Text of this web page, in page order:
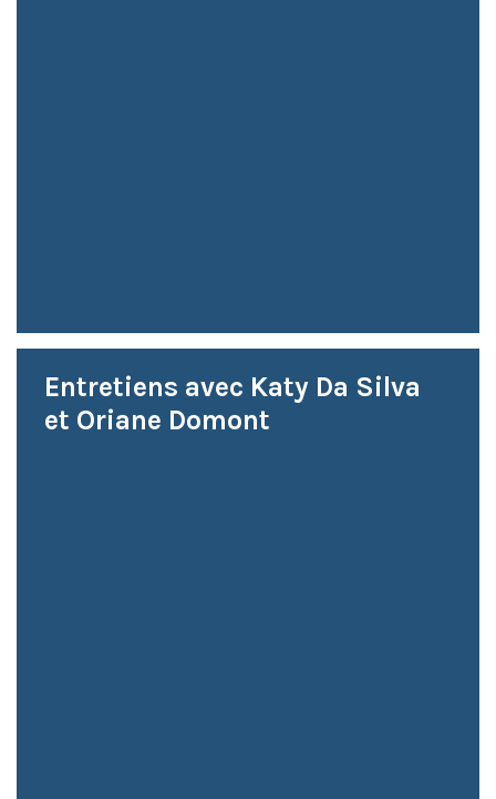
Entretiens avec Katy Da Silva
et Oriane Domont